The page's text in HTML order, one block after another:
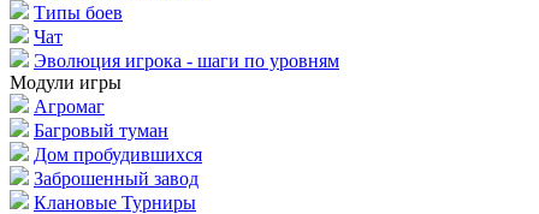
Типы боев
Чат
Эволюция игрока - шаги по уровням
Модули игры
Агромаг
Багровый туман
Дом пробудившихся
Заброшенный завод
Клановые Турниры